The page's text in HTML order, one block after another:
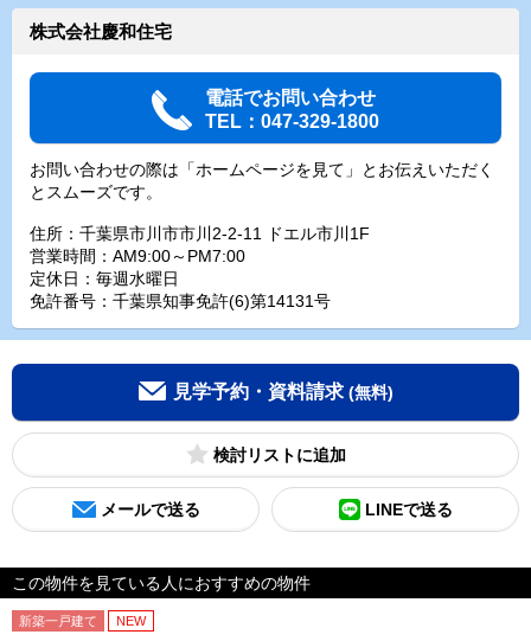
株式会社慶和住宅
電話でお問い合わせ
TEL：047-329-1800
お問い合わせの際は「ホームページを見て」とお伝えいただく
とスムーズです。
住所：千葉県市川市市川2-2-11 ドエル市川1F
営業時間：AM9:00～PM7:00
定休日：毎週水曜日
免許番号：千葉県知事免許(6)第14131号
見学予約・資料請求 (無料)
検討リスト
メールで送る LINEで送る
この物件を見ている人におすすめの物件
新築一戸建て NEW